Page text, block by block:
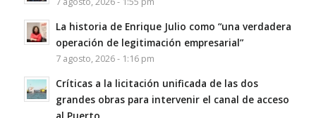
La historia de Enrique Julio como “una verdadera
operación de legitimación empresarial”
7 agosto, 2026 - 1:16 pm
Críticas a la licitación unificada de las dos
grandes obras para intervenir el canal de acceso